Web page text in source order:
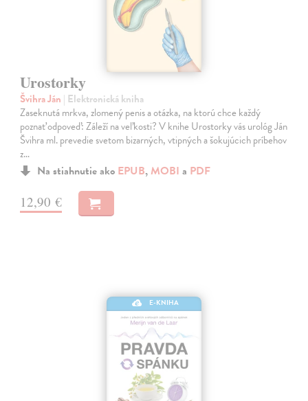
Urostorky
Švihra Ján | Elektronická kniha
Zaseknutá mrkva, zlomený penis a otázka, na ktorú chce každý
poznať odpoveď: Záleží na veľkosti? V knihe Urostorky vás urológ Ján
Švihra ml. prevedie svetom bizarných, vtipných a šokujúcich príbehov
z…
Na stiahnutie ako EPUB, MOBI a PDF
12,90 €
E-KNIHA